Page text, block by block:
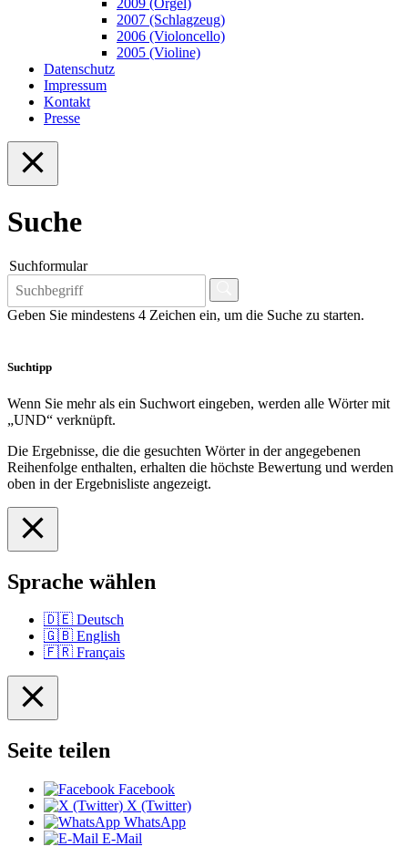
2007 (Schlagzeug)
2006 (Violoncello)
2005 (Violine)
Datenschutz
Impressum
Kontakt
Presse
Suche
Suchformular
Geben Sie mindestens 4 Zeichen ein, um die Suche zu starten.
Suchtipp
Wenn Sie mehr als ein Suchwort eingeben, werden alle Wörter mit
„UND“ verknüpft.
Die Ergebnisse, die die gesuchten Wörter in der angegebenen
Reihenfolge enthalten, erhalten die höchste Bewertung und werden
oben in der Ergebnisliste angezeigt.
Sprache wählen
🇩🇪 Deutsch
🇬🇧 English
🇫🇷 Français
Seite teilen
Facebook
X (Twitter)
WhatsApp
E-Mail